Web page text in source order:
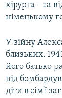
хірурга – за
німецькому
У війну
близьких.
його батько
під
діти в сім'ї